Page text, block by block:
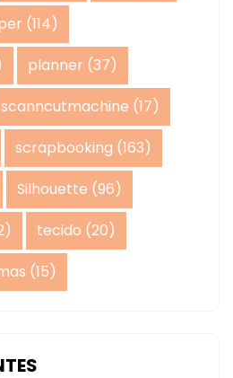
(114)
planner (37)
scanncutmachine (17)
scrapbooking (163)
Silhouette (96)
tecido (20)
(15)